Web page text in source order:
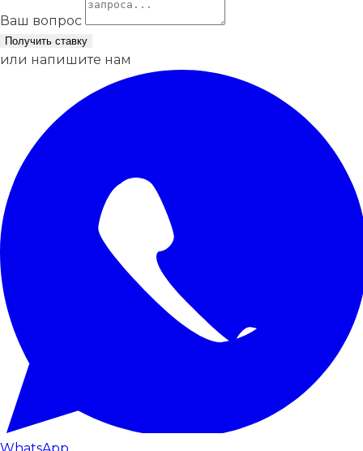
Ваш вопрос
Получить ставку
или напишите нам
WhatsApp